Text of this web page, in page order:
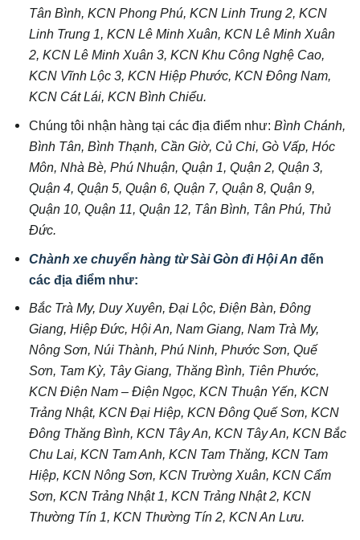
Tân Bình, KCN Phong Phú, KCN Linh Trung 2, KCN
Linh Trung 1, KCN Lê Minh Xuân, KCN Lê Minh Xuân
2, KCN Lê Minh Xuân 3, KCN Khu Công Nghệ Cao,
KCN Vĩnh Lộc 3, KCN Hiệp Phước, KCN Đông Nam,
KCN Cát Lái, KCN Bình Chiểu.
Chúng tôi nhận hàng tại các địa điểm như:Bình Chánh,
Bình Tân, Bình Thạnh, Cần Giờ, Củ Chi, Gò Vấp, Hóc
Môn, Nhà Bè, Phú Nhuận, Quận 1, Quận 2, Quận 3,
Quận 4, Quận 5, Quận 6, Quận 7, Quận 8, Quận 9,
Quận 10, Quận 11, Quận 12, Tân Bình, Tân Phú, Thủ
Đức.
Chành xe chuyển hàng từ Sài Gòn đi Hội Anđến
các địa điểm như:
Bắc Trà My, Duy Xuyên, Đại Lộc, Điện Bàn, Đông
Giang, Hiệp Đức, Hội An, Nam Giang, Nam Trà My,
Nông Sơn, Núi Thành, Phú Ninh, Phước Sơn, Quế
Sơn, Tam Kỳ, Tây Giang, Thăng Bình, Tiên Phước,
KCN Điện Nam – Điện Ngọc, KCN Thuận Yến, KCN
Trảng Nhật, KCN Đại Hiệp, KCN Đông Quế Sơn, KCN
Đông Thăng Bình, KCN Tây An, KCN Tây An, KCN Bắc
Chu Lai, KCN Tam Anh, KCN Tam Thăng, KCN Tam
Hiệp, KCN Nông Sơn, KCN Trường Xuân, KCN Cẩm
Sơn, KCN Trảng Nhật 1, KCN Trảng Nhật 2, KCN
Thường Tín 1, KCN Thường Tín 2, KCN An Lưu.